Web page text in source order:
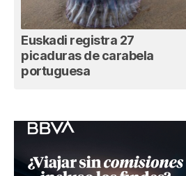
Euskadi registra 27
picaduras de carabela
portuguesa